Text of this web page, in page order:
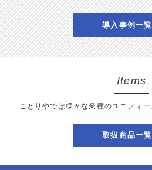
導入事例一
Items
ことりやでは様々な業種のユニフォ
取扱商品一